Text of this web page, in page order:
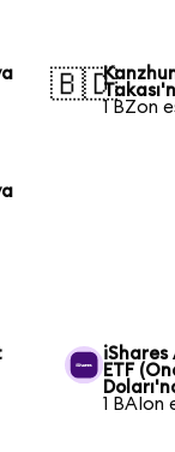
🇧🇩
1 BZon
ETF
1 BAIon